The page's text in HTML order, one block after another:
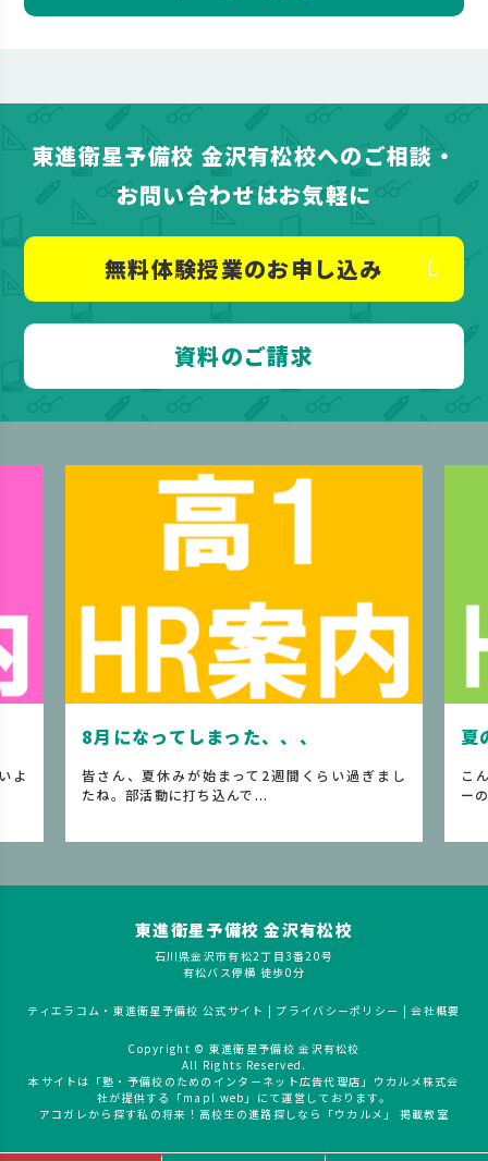
東進衛星予備校 金沢有松校へのご相談・
お問い合わせはお気軽に
無料体験授業のお申し込み
資料のご請求
た、、、
って2週間くらい過ぎまし
夏の体調管理
こんにちは！小林です。実は最近、
ーの影響なのか、理由は分...
東進衛星予備校 金沢有松校
石川県金沢市有松2丁目3番20号
有松バス停横 徒歩0分
ティエラコム・東進衛星予備校 公式サイト | プライバシーポリシー |会社概要
Copyright © 東進衛星予備校 金沢有松校
All Rights Reserved.
本サイトは「塾・予備校のためのインターネット広告代理店」ウカルメ株式会
社が提供する「mapl web」にて運営しております。
アコガレから探す私の将来！高校生の進路探しなら「ウカルメ」 掲載教室